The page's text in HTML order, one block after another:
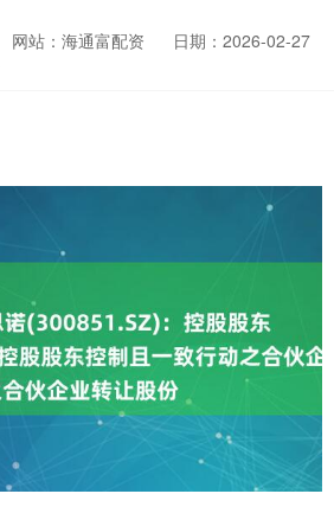
网站：海通富配资
日期：2026-02-27